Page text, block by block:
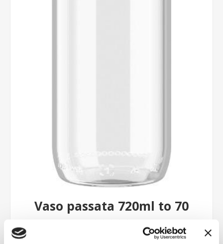
Vaso passata 720ml to 70